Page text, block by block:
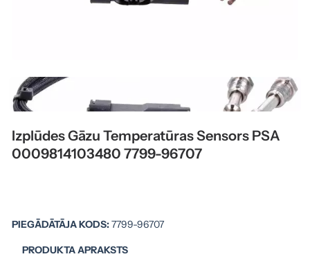
Izplūdes Gāzu Temperatūras Sensors PSA
0009814103480 7799-96707
PIEGĀDĀTĀJA KODS:7799-96707
PRODUKTA APRAKSTS